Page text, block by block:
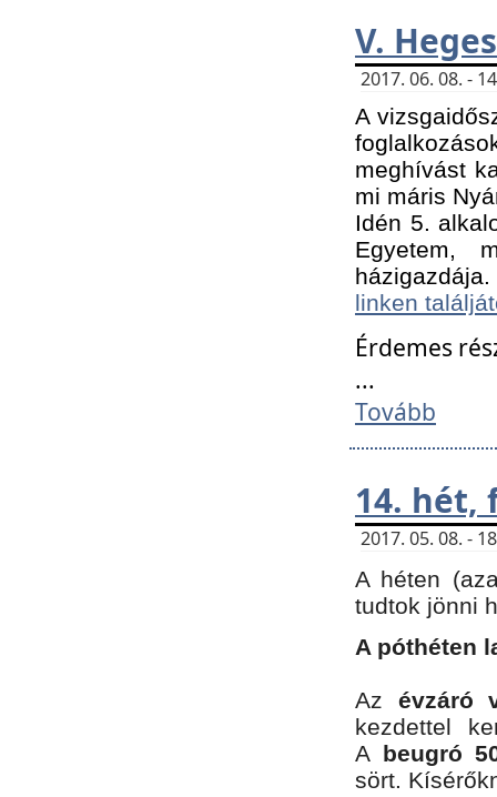
V.
2017. 06. 08. -
A
meghívást
mi máris
Idén 5.
Egyetem,
linken
Érdemes
...
Tovább
14. hét,
2017. 05. 08. -
A héten
tudtok jönni
A póthéten
Az évzáró
kezdettel
A beugró
sört.